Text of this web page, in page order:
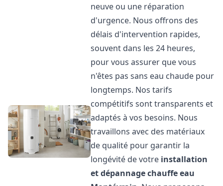
neuve ou une réparation
d'urgence. Nous offrons des
délais d'intervention rapides,
souvent dans les 24 heures,
pour vous assurer que vous
n'êtes pas sans eau chaude pour
longtemps. Nos tarifs
compétitifs sont transparents et
adaptés à vos besoins. Nous
travaillons avec des matériaux
de qualité pour garantir la
longévité de votre installation
et dépannage chauffe eau